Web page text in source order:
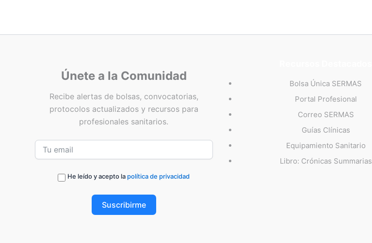
Únete a la Comunidad
Recibe alertas de bolsas, convocatorias,
protocolos actualizados y recursos para
profesionales sanitarios.
He leído y acepto la política de privacidad
Suscribirme
Bolsa Única SERMAS
Portal Profesional
Correo SERMAS
Guías Clínicas
Equipamiento Sanitario
Libro: Crónicas Summarias